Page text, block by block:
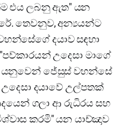
එය ලබනු ඇත" යන
තෙවනුව, අන්‍යයන්ට
දයාව සඳහා
උදෙසා මාගේ
යනුවෙන් ජේසුස් වහන්සේ
දයාවේ උල්පතක්
ගලා ආ රුධිරය සහ
කරමි" යන යාච්ඤාව